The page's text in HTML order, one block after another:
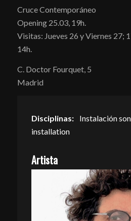
Cruce Contemporáneo
Opening 25.03, 19h.
Visitas: Jueves 26 y Viernes 27;
14h.
C. Doctor Fourquet, 5
Madrid
Disciplinas:
Instalación
installation
Artista